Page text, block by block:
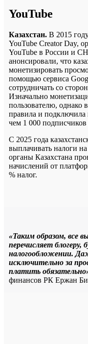
YouTube
Казахстан. В 2015
YouTube Creator Day,
YouTube в России и
анонсировали, что
монетизировать
помощью сервиса
сотрудничать со
Изначально
пользователю, однако
правила и подключила
чем 1 000
С 2025 года
выплачивать налоги
органы Казахстана
начислений от
% налог.
«Таким образом, все
перечисляет блогеру,
налогообложении.
исключительно за
платить
финансов РК Ержан